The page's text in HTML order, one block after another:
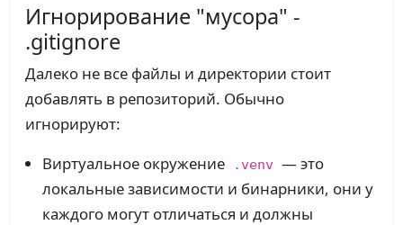
Игнорирование "мусора" -
.gitignore
Далеко не все файлы и директории стоит
добавлять в репозиторий. Обычно
игнорируют:
Виртуальное окружение
.venv — это
локальные зависимости и бинарники, они у
каждого могут отличаться и должны